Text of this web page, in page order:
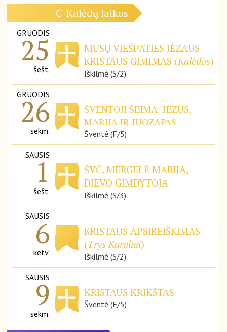
C Kalėdų laikas
GRUODIS
25
šešt.
MŪSŲ VIEŠPATIES JĖZAUS
KRISTAUS GIMIMAS (Kalėdos)
Iškilmė (S/2)
GRUODIS
26
sekm.
ŠVENTOJI ŠEIMA: JĖZUS,
MARIJA IR JUOZAPAS
Šventė (F/5)
SAUSIS
1
šešt.
ŠVČ. MERGELĖ MARIJA,
DIEVO GIMDYTOJA
Iškilmė (S/3)
SAUSIS
6
ketv.
KRISTAUS APSIREIŠKIMAS
(Trys Karaliai)
Iškilmė (S/2)
SAUSIS
9
sekm.
KRISTAUS KRIKŠTAS
Šventė (F/5)